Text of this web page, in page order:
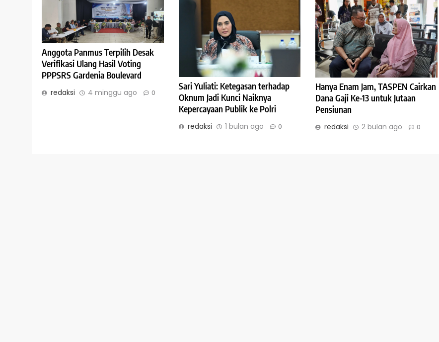
Anggota Panmus Terpilih Desak
Verifikasi Ulang Hasil Voting
PPPSRS Gardenia Boulevard
redaksi 4 minggu ago 0
Sari Yuliati: Ketegasan terhadap
Oknum Jadi Kunci Naiknya
Kepercayaan Publik ke Polri
redaksi 1 bulan ago 0
Hanya Enam Jam, TASPEN Cairkan
Dana Gaji Ke-13 untuk Jutaan
Pensiunan
redaksi 2 bulan ago 0